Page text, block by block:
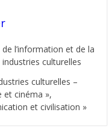
l’information et de la
culturelles
culturelles –
et cinéma »,
et civilisation »